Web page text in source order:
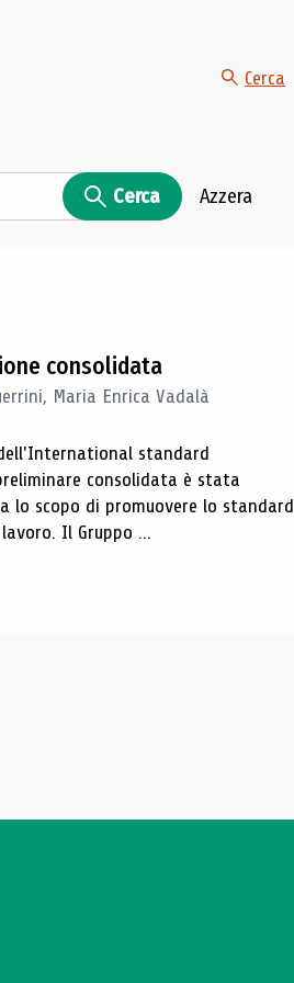
Cerca
Cerca Azzera
consolidata
Maria Enrica Vadalà
standard
consolidata è stata
lo scopo di promuovere lo standard
Il Gruppo ...